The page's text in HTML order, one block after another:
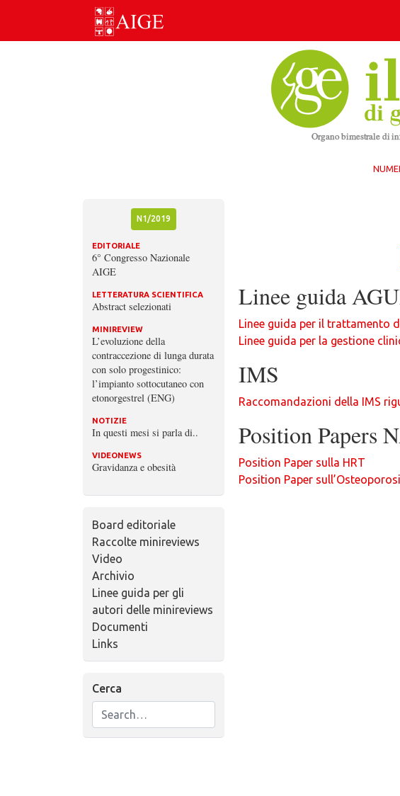
Skip
N1/2019
EDITORIALE
6° Congresso Nazionale
AIGE
LETTERATURA SCIENTIFICA
Abstract selezionati
MINIREVIEW
L’evoluzione della
contraccezione di lunga durata
con solo progestinico:
l’impianto sottocutaneo con
etonorgestrel (ENG)
NOTIZIE
In questi mesi si parla di..
VIDEONEWS
Gravidanza e obesità
Board editoriale
Raccolte minireviews
Video
Archivio
Linee guida per gli
autori delle minireviews
Documenti
Links
Cerca
Linee guida
Linee guida per il trattamento
Linee guida per la gestione
IMS
Raccomandazioni della IMS
Position Papers
Position Paper sulla HRT
Position Paper sull’Osteoporosi